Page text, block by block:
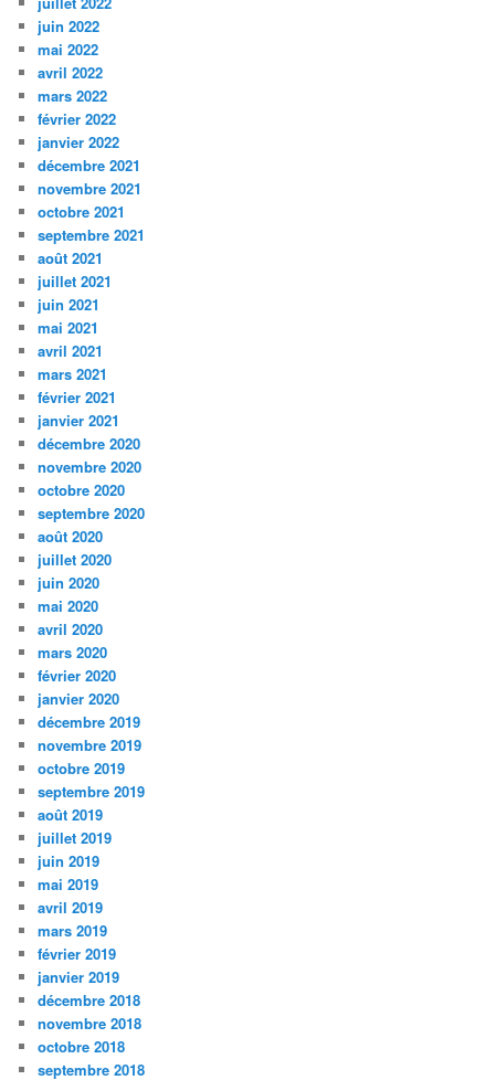
juin 2022
mai 2022
avril 2022
mars 2022
février 2022
janvier 2022
décembre 2021
novembre 2021
octobre 2021
septembre 2021
août 2021
juillet 2021
juin 2021
mai 2021
avril 2021
mars 2021
février 2021
janvier 2021
décembre 2020
novembre 2020
octobre 2020
septembre 2020
août 2020
juillet 2020
juin 2020
mai 2020
avril 2020
mars 2020
février 2020
janvier 2020
décembre 2019
novembre 2019
octobre 2019
septembre 2019
août 2019
juillet 2019
juin 2019
mai 2019
avril 2019
mars 2019
février 2019
janvier 2019
décembre 2018
novembre 2018
octobre 2018
septembre 2018